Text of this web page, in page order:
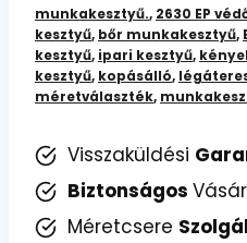
Bőrkesztyű
mennyiség
munkakesztyű., 2630 EP
kesztyű, bőr munkakesztyű,
kesztyű, ipari kesztyű,
kesztyű, kopásálló,
méretválaszték,
Visszaküldési
Biztonságos
Méretcsere